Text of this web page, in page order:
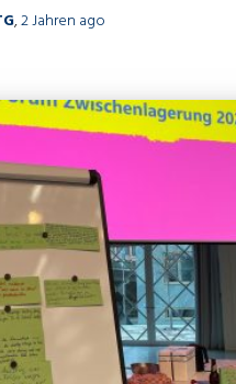
,2 Jahren ago